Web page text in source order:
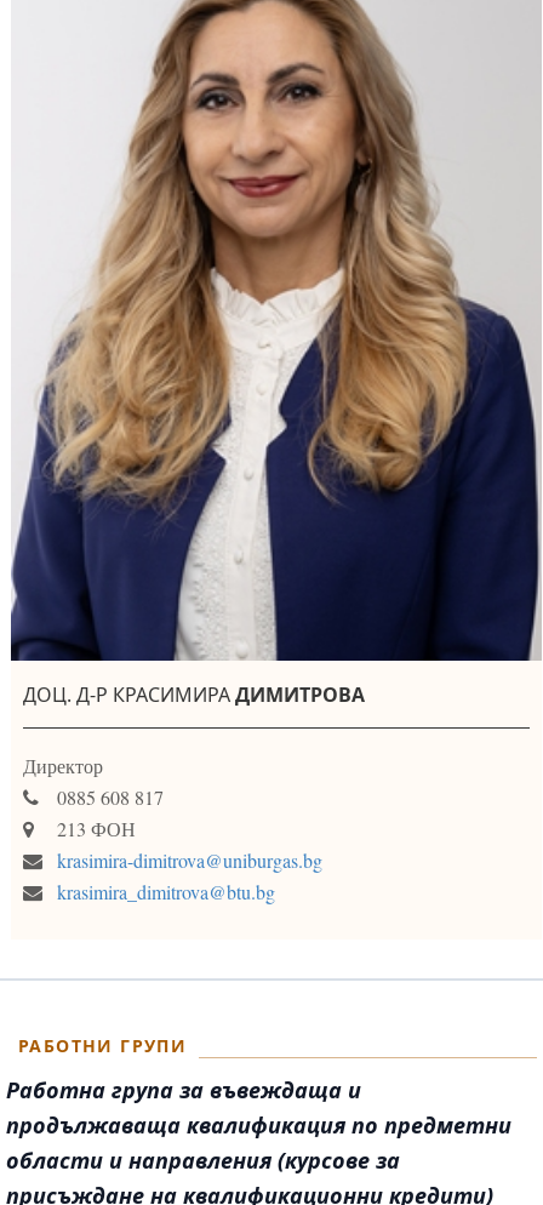
ДОЦ. Д-Р КРАСИМИРАДИМИТРОВА
Директор
0885 608 817
213 ФОН
krasimira-dimitrova@uniburgas.bg
krasimira_dimitrova@btu.bg
РАБОТНИ ГРУПИ
Работна група за въвеждаща и
продължаваща квалификация по предметни
области и направления (курсове за
присъждане на квалификационни кредити)